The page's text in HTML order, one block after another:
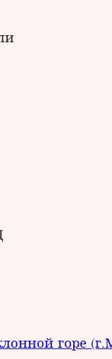
горе